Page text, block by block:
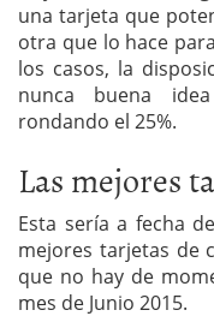
una tarjeta que
otra que lo hace
los casos, la
nunca buena
rondando el 25%.
Las mejores
Esta sería a fecha
mejores tarjetas de
que no hay de
mes de Junio 2015.